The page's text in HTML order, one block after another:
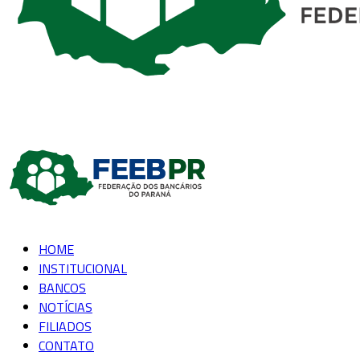
HOME
INSTITUCIONAL
BANCOS
NOTÍCIAS
FILIADOS
CONTATO